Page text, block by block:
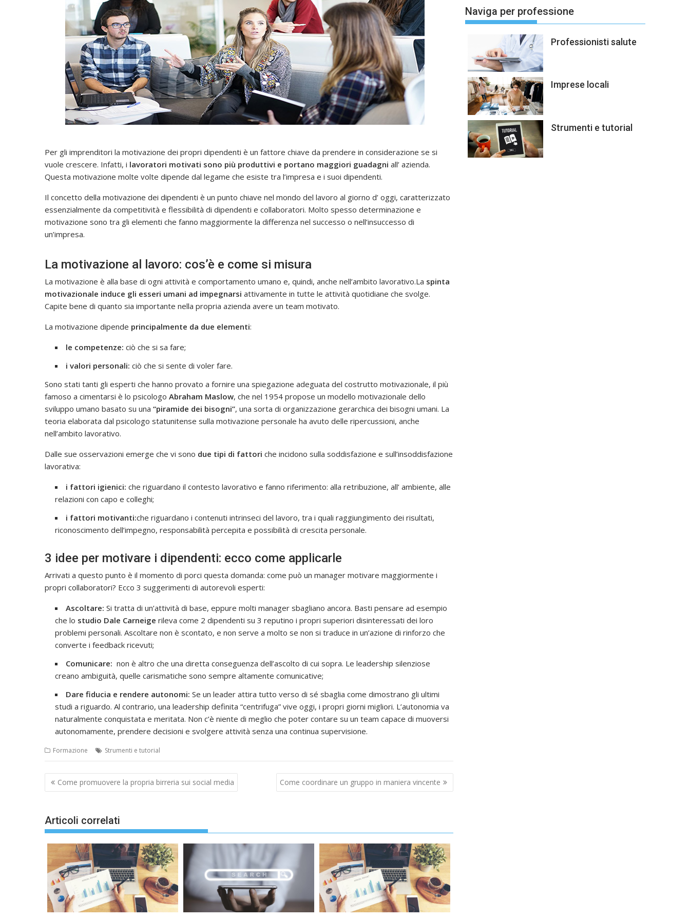
Per gli imprenditori la motivazione dei propri dipendenti è un fattore chiave da prendere in considerazione se si
vuole crescere. Infatti, i lavoratori motivati sono più produttivi e portano maggiori guadagni all’ azienda.
Questa motivazione molte volte dipende dal legame che esiste tra l’impresa e i suoi dipendenti.
Il concetto della motivazione dei dipendenti è un punto chiave nel mondo del lavoro al giorno d’ oggi, caratterizzato
essenzialmente da competitività e flessibilità di dipendenti e collaboratori. Molto spesso determinazione e
motivazione sono tra gli elementi che fanno maggiormente la differenza nel successo o nell’insuccesso di
un’impresa.
La motivazione al lavoro: cos’è e come si misura
La motivazione è alla base di ogni attività e comportamento umano e, quindi, anche nell’ambito lavorativo.La spinta
motivazionale induce gli esseri umani ad impegnarsi attivamente in tutte le attività quotidiane che svolge.
Capite bene di quanto sia importante nella propria azienda avere un team motivato.
La motivazione dipende principalmente da due elementi:
le competenze: ciò che si sa fare;
i valori personali: ciò che si sente di voler fare.
Sono stati tanti gli esperti che hanno provato a fornire una spiegazione adeguata del costrutto motivazionale, il più
famoso a cimentarsi è lo psicologo Abraham Maslow, che nel 1954 propose un modello motivazionale dello
sviluppo umano basato su una “piramide dei bisogni”, una sorta di organizzazione gerarchica dei bisogni umani. La
teoria elaborata dal psicologo statunitense sulla motivazione personale ha avuto delle ripercussioni, anche
nell’ambito lavorativo.
Dalle sue osservazioni emerge che vi sono due tipi di fattori che incidono sulla soddisfazione e sull’insoddisfazione
lavorativa:
i fattori igienici: che riguardano il contesto lavorativo e fanno riferimento: alla retribuzione, all’ ambiente, alle
relazioni con capo e colleghi;
i fattori motivanti:che riguardano i contenuti intrinseci del lavoro, tra i quali raggiungimento dei risultati,
riconoscimento dell’impegno, responsabilità percepita e possibilità di crescita personale.
3 idee per motivare i dipendenti: ecco come applicarle
Arrivati a questo punto è il momento di porci questa domanda: come può un manager motivare maggiormente i
propri collaboratori? Ecco 3 suggerimenti di autorevoli esperti:
Ascoltare: Si tratta di un’attività di base, eppure molti manager sbagliano ancora. Basti pensare ad esempio
che lo studio Dale Carneige rileva come 2 dipendenti su 3 reputino i propri superiori disinteressati dei loro
problemi personali. Ascoltare non è scontato, e non serve a molto se non si traduce in un’azione di rinforzo che
converte i feedback ricevuti;
Comunicare: non è altro che una diretta conseguenza dell’ascolto di cui sopra. Le leadership silenziose
creano ambiguità, quelle carismatiche sono sempre altamente comunicative;
Dare fiducia e rendere autonomi: Se un leader attira tutto verso di sé sbaglia come dimostrano gli ultimi
studi a riguardo. Al contrario, una leadership definita “centrifuga” vive oggi, i propri giorni migliori. L’autonomia va
naturalmente conquistata e meritata. Non c’è niente di meglio che poter contare su un team capace di muoversi
autonomamente, prendere decisioni e svolgere attività senza una continua supervisione.
Formazione Strumenti e tutorial
Navigazione
articoli
Come promuovere la propria birreria sui social media Come coordinare un gruppo in maniera vincente
Articoli correlati
Naviga per professione
Professionisti salute
Imprese locali
Strumenti e tutorial